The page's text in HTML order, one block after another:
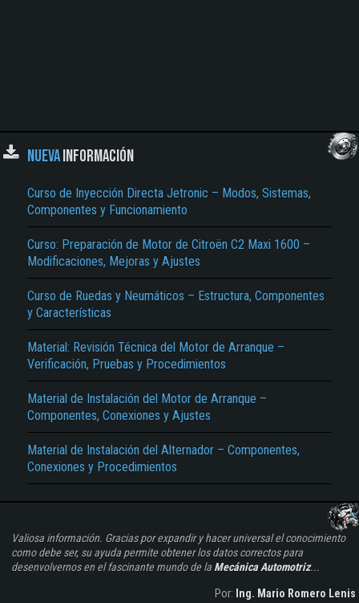
NUEVAINFORMACIÓN
Curso de Inyección Directa Jetronic – Modos, Sistemas,
Componentes y Funcionamiento
Curso: Preparación de Motor de Citroën C2 Maxi 1600 –
Modificaciones, Mejoras y Ajustes
Curso de Ruedas y Neumáticos – Estructura, Componentes
y Características
Material: Revisión Técnica del Motor de Arranque –
Verificación, Pruebas y Procedimientos
Material de Instalación del Motor de Arranque –
Componentes, Conexiones y Ajustes
Material de Instalación del Alternador – Componentes,
Conexiones y Procedimientos
Valiosa información. Gracias por expandir y hacer universal el conocimiento
como debe ser, su ayuda permite obtener los datos correctos para
desenvolvernos en el fascinante mundo de la Mecánica Automotriz...
Por: Ing. Mario Romero Lenis